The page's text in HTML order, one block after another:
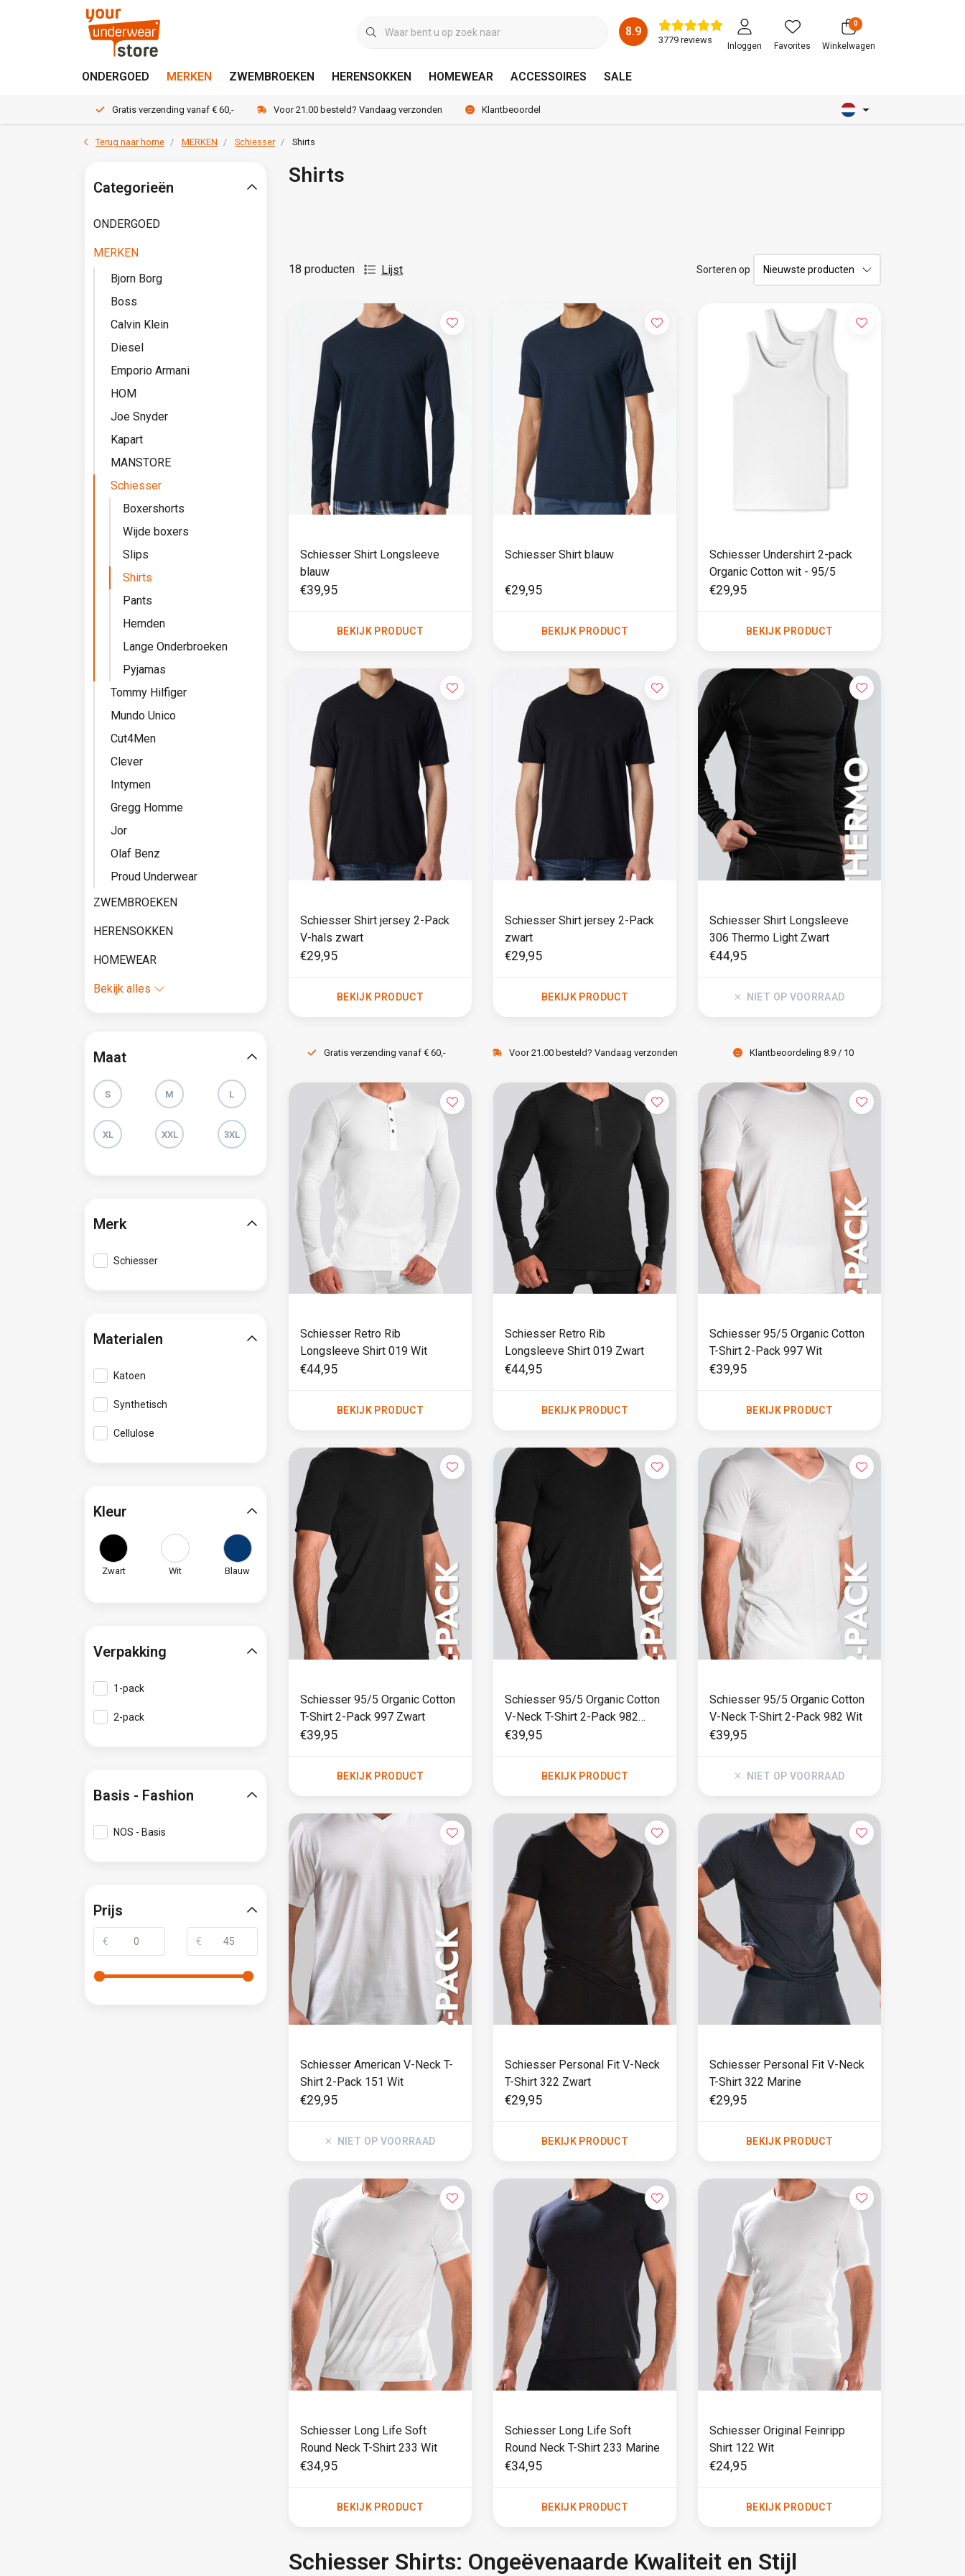
8.9
3779 reviews
Inloggen Favorites
0
Winkelwagen
ONDERGOED MERKEN ZWEMBROEKEN HERENSOKKEN HOMEWEAR ACCESSOIRES SALE
Gratis verzending vanaf € 60,- Voor 21.00 besteld? Vandaag verzonden Klantbeoordeling 8.9 / 10
Terug naar home MERKEN Schiesser Shirts
Shirts
18 producten Lijst Sorteren op
Schiesser Shirt Longsleeve
blauw
€39,95
BEKIJK PRODUCT
Schiesser Shirt blauw
€29,95
BEKIJK PRODUCT
Schiesser Undershirt 2-pack
Organic Cotton wit - 95/5
€29,95
BEKIJK PRODUCT
Schiesser Shirt jersey 2-Pack
V-hals zwart
€29,95
BEKIJK PRODUCT
Schiesser Shirt jersey 2-Pack
zwart
€29,95
BEKIJK PRODUCT
Schiesser Shirt Longsleeve
306 Thermo Light Zwart
€44,95
NIET OP VOORRAAD
Gratis verzending vanaf € 60,- Voor 21.00 besteld? Vandaag verzonden Klantbeoordeling 8.9 / 10
Schiesser Retro Rib
Longsleeve Shirt 019 Wit
€44,95
BEKIJK PRODUCT
Schiesser Retro Rib
Longsleeve Shirt 019 Zwart
€44,95
BEKIJK PRODUCT
Schiesser 95/5 Organic Cotton
T-Shirt 2-Pack 997 Wit
€39,95
BEKIJK PRODUCT
Schiesser 95/5 Organic Cotton
T-Shirt 2-Pack 997 Zwart
€39,95
BEKIJK PRODUCT
Schiesser 95/5 Organic Cotton
V-Neck T-Shirt 2-Pack 982
Zwart
€39,95
BEKIJK PRODUCT
Schiesser 95/5 Organic Cotton
V-Neck T-Shirt 2-Pack 982 Wit
€39,95
NIET OP VOORRAAD
Schiesser American V-Neck T-
Shirt 2-Pack 151 Wit
€29,95
NIET OP VOORRAAD
Schiesser Personal Fit V-Neck
T-Shirt 322 Zwart
€29,95
BEKIJK PRODUCT
Schiesser Personal Fit V-Neck
T-Shirt 322 Marine
€29,95
BEKIJK PRODUCT
Schiesser Long Life Soft
Round Neck T-Shirt 233 Wit
€34,95
BEKIJK PRODUCT
Schiesser Long Life Soft
Round Neck T-Shirt 233 Marine
€34,95
BEKIJK PRODUCT
Schiesser Original Feinripp
Shirt 122 Wit
€24,95
BEKIJK PRODUCT
Schiesser Shirts: Ongeëvenaarde Kwaliteit en Stijl
Categorieën
ONDERGOED
MERKEN
Bjorn Borg
Boss
Calvin Klein
Diesel
Emporio Armani
HOM
Joe Snyder
Kapart
MANSTORE
Schiesser
Boxershorts
Wijde boxers
Slips
Shirts
Pants
Hemden
Lange Onderbroeken
Pyjamas
Tommy Hilfiger
Mundo Unico
Cut4Men
Clever
Intymen
Gregg Homme
Jor
Olaf Benz
Proud Underwear
ZWEMBROEKEN
HERENSOKKEN
HOMEWEAR
Bekijk alles
Maat
S M L
XL XXL 3XL
Merk
Schiesser
Materialen
Katoen
Synthetisch
Cellulose
Kleur
Zwart Wit Blauw
Verpakking
1-pack
2-pack
Basis - Fashion
NOS - Basis
Prijs
€ €